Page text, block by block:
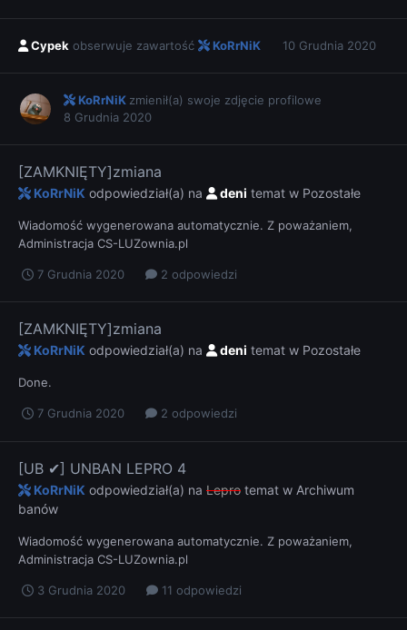
Cypek obserwuje zawartość KoRrNiK 10 Grudnia 2020
KoRrNiK zmienił(a) swoje zdjęcie profilowe
8 Grudnia 2020
[ZAMKNIĘTY]zmiana
KoRrNiK odpowiedział(a) na deni temat w Pozostałe
Wiadomość wygenerowana automatycznie. Z poważaniem,
Administracja CS-LUZownia.pl
7 Grudnia 2020 2 odpowiedzi
[ZAMKNIĘTY]zmiana
KoRrNiK odpowiedział(a) na deni temat w Pozostałe
Done.
7 Grudnia 2020 2 odpowiedzi
[UB ✔] UNBAN LEPRO 4
KoRrNiK odpowiedział(a) na Lepro temat w Archiwum
banów
Wiadomość wygenerowana automatycznie. Z poważaniem,
Administracja CS-LUZownia.pl
3 Grudnia 2020 11 odpowiedzi